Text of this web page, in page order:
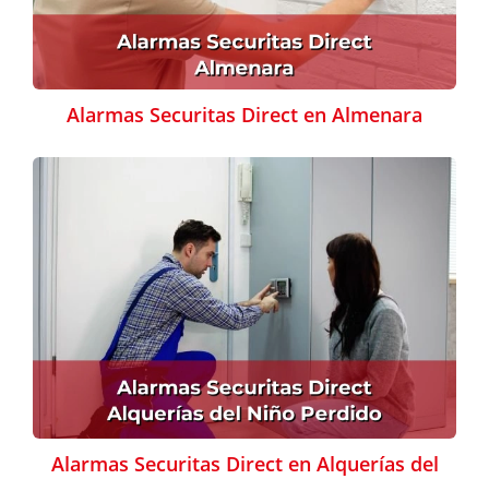
Alarmas Securitas Direct en Almenara
Alarmas Securitas Direct en Alquerías del